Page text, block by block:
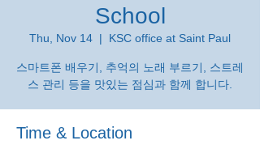
School
Thu, Nov 14
  |
KSC office at Saint Paul
스마트폰 배우기, 추억의 노래 부르기, 스트레
스 관리 등을 맛있는 점심과 함께 합니다.
Time & Location